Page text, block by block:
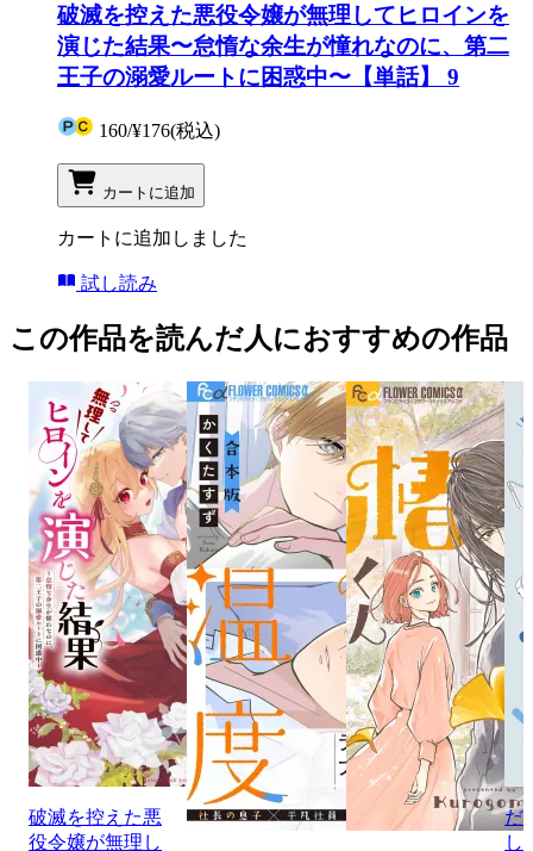
破滅を控えた悪役令嬢が無理してヒロインを
演じた結果〜怠惰な余生が憧れなのに、第二
王子の溺愛ルートに困惑中〜【単話】 9
160/¥176(税込)
カートに追加
カートに追加しました
試し読み
この作品を読んだ人におすすめの作品
破滅を控えた悪
役令嬢が無理し
だ
し